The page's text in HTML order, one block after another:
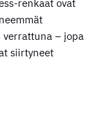
renkaat ovat
– jopa
siirtyneet